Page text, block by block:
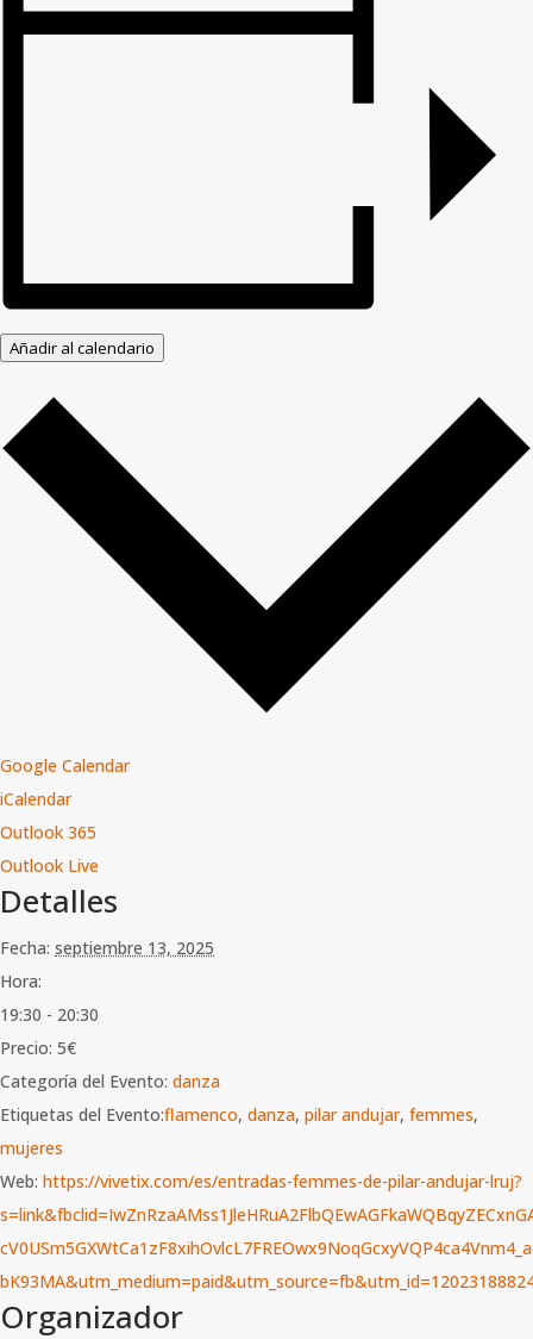
Añadir al calendario
Google Calendar
iCalendar
Outlook 365
Outlook Live
Detalles
Fecha: septiembre 13, 2025
Hora:
19:30 - 20:30
Precio: 5€
Categoría del Evento: danza
Etiquetas del Evento:flamenco, danza, pilar andujar, femmes,
mujeres
Web: https://vivetix.com/es/entradas-femmes-de-pilar-andujar-lruj?
Organizador